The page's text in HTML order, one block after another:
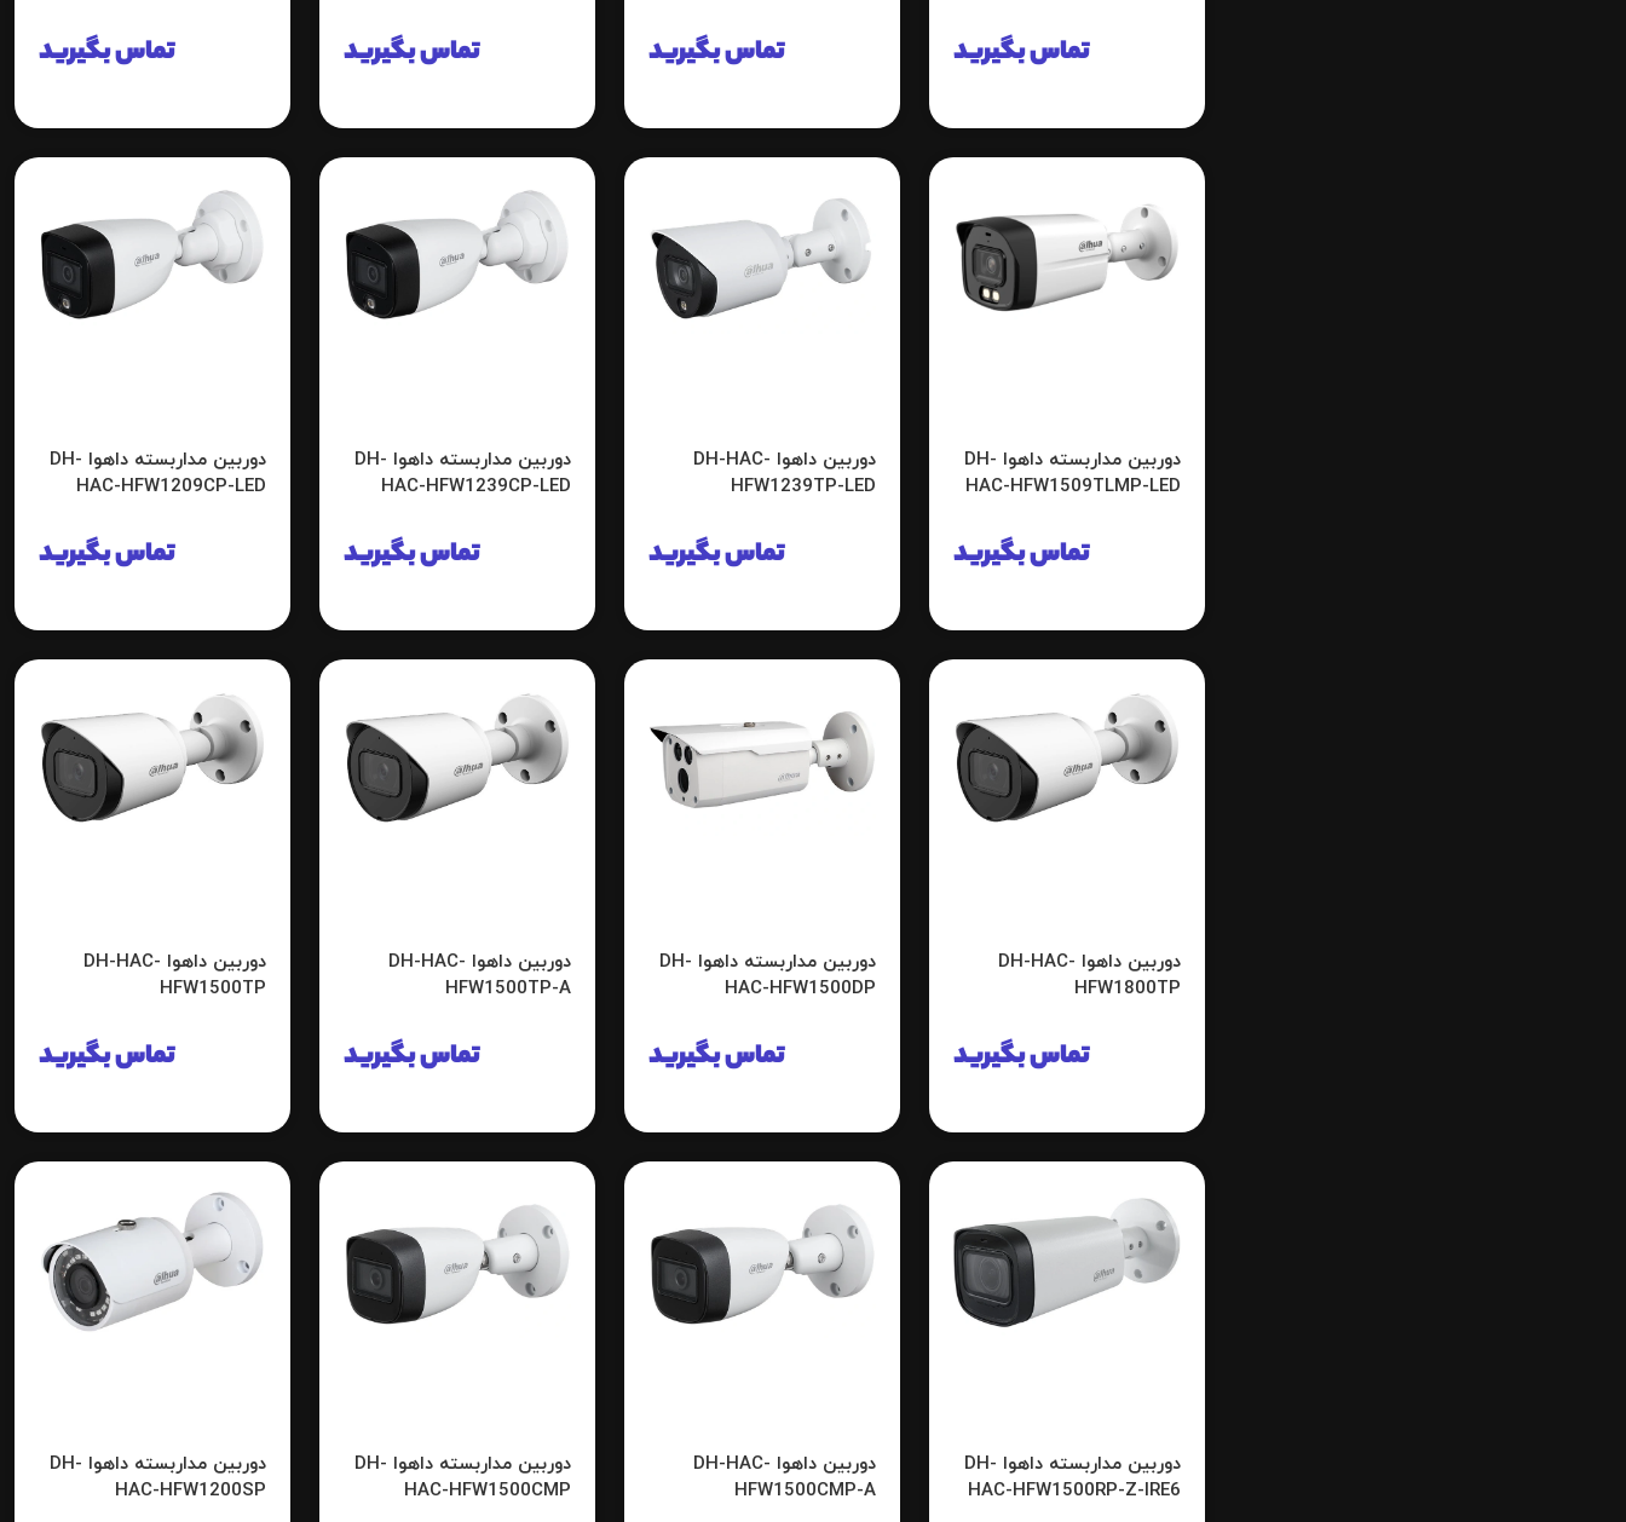
تماس بگیرید تماس بگیرید تماس بگیرید تماس بگیرید
دوربین مداربسته داهوا DH-
HAC-HFW1509TLMP-LED
تماس بگیرید
دوربین داهوا DH-HAC-
HFW1239TP-LED
تماس بگیرید
دوربین مداربسته داهوا DH-
HAC-HFW1239CP-LED
تماس بگیرید
دوربین مداربسته داهوا DH-
HAC-HFW1209CP-LED
تماس بگیرید
دوربین داهوا DH-HAC-
HFW1800TP
تماس بگیرید
دوربین مداربسته داهوا DH-
HAC-HFW1500DP
تماس بگیرید
دوربین داهوا DH-HAC-
HFW1500TP-A
تماس بگیرید
دوربین داهوا DH-HAC-
HFW1500TP
تماس بگیرید
دوربین مداربسته داهوا DH-
HAC-HFW1500RP-Z-IRE6
دوربین داهوا DH-HAC-
HFW1500CMP-A
دوربین مداربسته داهوا DH-
HAC-HFW1500CMP
دوربین مداربسته داهوا DH-
HAC-HFW1200SP